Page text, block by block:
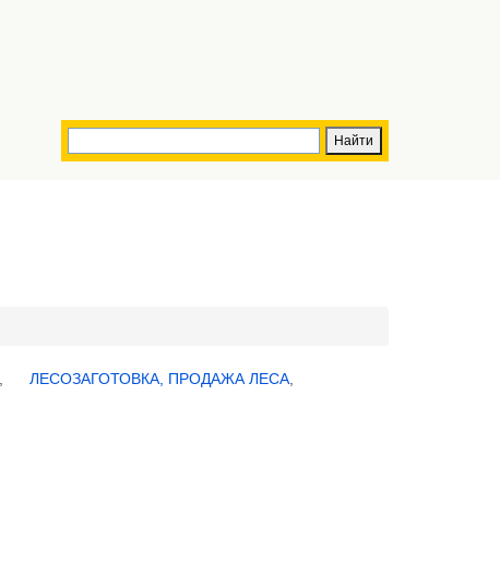
ЛЕСОЗАГОТОВКА, ПРОДАЖА ЛЕСА